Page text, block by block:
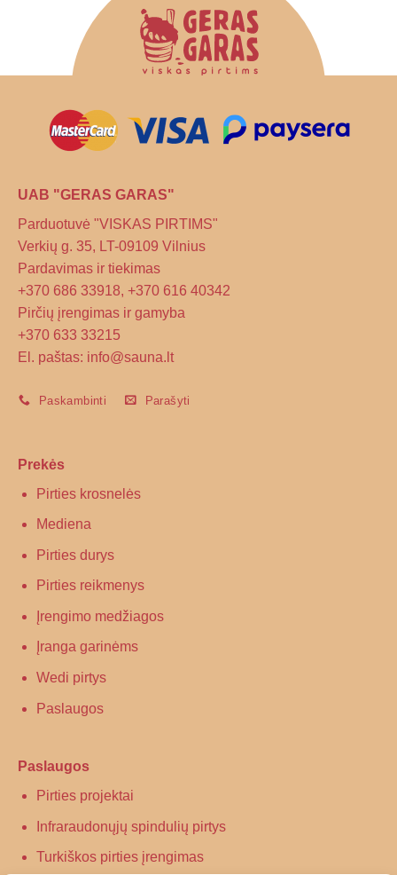
may
be
chosen
page
UAB "GERAS GARAS"
Parduotuvė "VISKAS PIRTIMS"
Verkių g. 35, LT-09109 Vilnius
Pardavimas ir tiekimas
+370 686 33918, +370 616 40342
Pirčių įrengimas ir gamyba
+370 633 33215
El. paštas: info@sauna.lt
Paskambinti Parašyti
Prekės
Pirties krosnelės
Mediena
Pirties durys
Pirties reikmenys
Įrengimo medžiagos
Įranga garinėms
Wedi pirtys
Paslaugos
Paslaugos
Pirties projektai
Infraraudonųjų spindulių pirtys
Turkiškos pirties įrengimas